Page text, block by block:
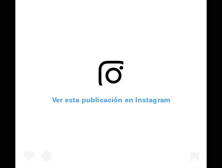
Ver esta publicación en Instagram